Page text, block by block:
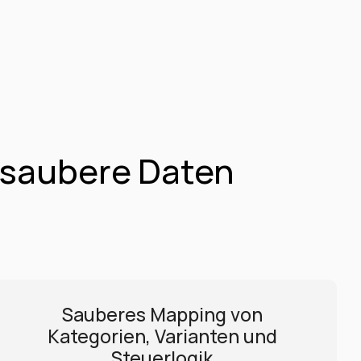
Daten
Sauberes Mapping von
Kategorien, Varianten und